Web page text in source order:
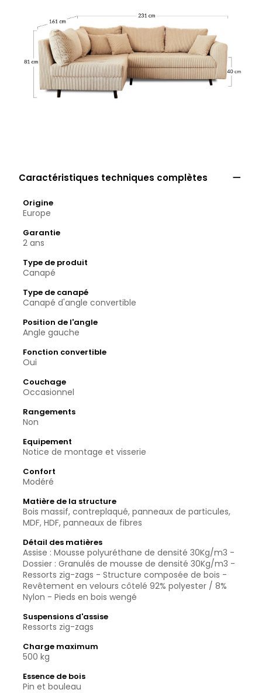
Caractéristiques techniques complètes 
Origine
Europe
Garantie
2 ans
Type de produit
Canapé
Type de canapé
Canapé d'angle convertible
Position de l'angle
Angle gauche
Fonction convertible
Oui
Couchage
Occasionnel
Rangements
Non
Equipement
Notice de montage et visserie
Confort
Modéré
Matière de la structure
Bois massif, contreplaqué, panneaux de particules,
MDF, HDF, panneaux de fibres
Détail des matières
Assise : Mousse polyuréthane de densité 30Kg/m3 -
Dossier : Granulés de mousse de densité 30Kg/m3 -
Ressorts zig-zags - Structure composée de bois -
Revêtement en velours côtelé 92% polyester / 8%
Nylon - Pieds en bois wengé
Suspensions d'assise
Ressorts zig-zags
Charge maximum
500 kg
Essence de bois
Pin et bouleau